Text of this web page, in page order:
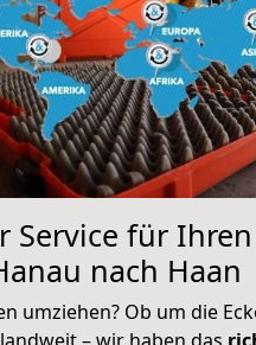
Service für
nach Haan
umziehen? Ob um die